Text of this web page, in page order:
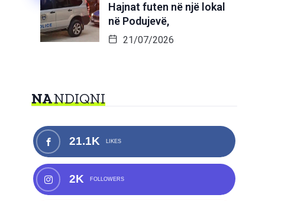
Hajnat futen në një lokal
në Podujevë,
21/07/2026
NANDIQNI
21.1K LIKES
2K FOLLOWERS